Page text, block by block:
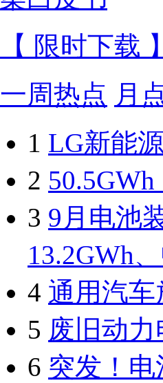
【 限时下载
一周热点 月
1 LG新能
2
3 9月电池
13.2GWh
4 通用汽
5 废旧动
6 突发！